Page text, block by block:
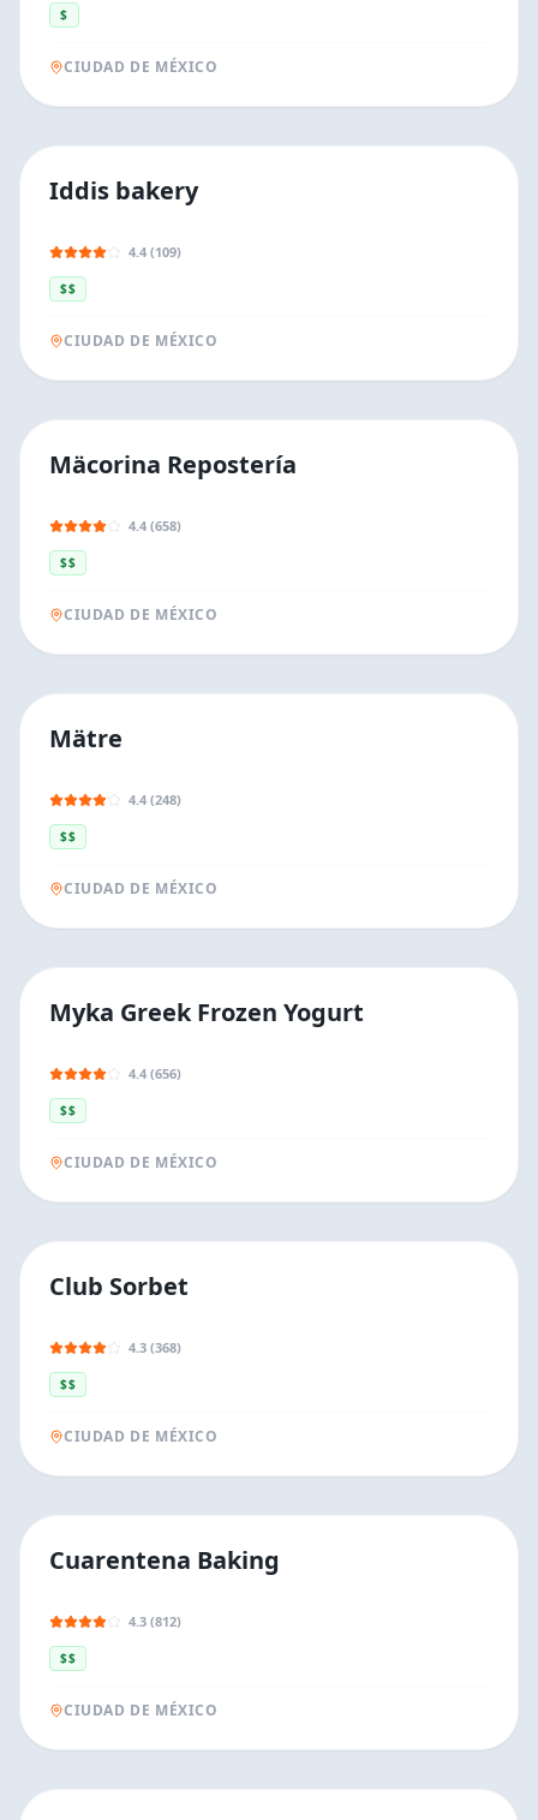
$
CIUDAD DE MÉXICO
Iddis bakery
4.4 (109)
$$
CIUDAD DE MÉXICO
Mäcorina Repostería
4.4 (658)
$$
CIUDAD DE MÉXICO
Mätre
4.4 (248)
$$
CIUDAD DE MÉXICO
Myka Greek Frozen Yogurt
4.4 (656)
$$
CIUDAD DE MÉXICO
Club Sorbet
4.3 (368)
$$
CIUDAD DE MÉXICO
Cuarentena Baking
4.3 (812)
$$
CIUDAD DE MÉXICO